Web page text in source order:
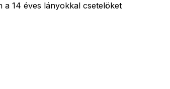
14 éves lányokkal csetelöket